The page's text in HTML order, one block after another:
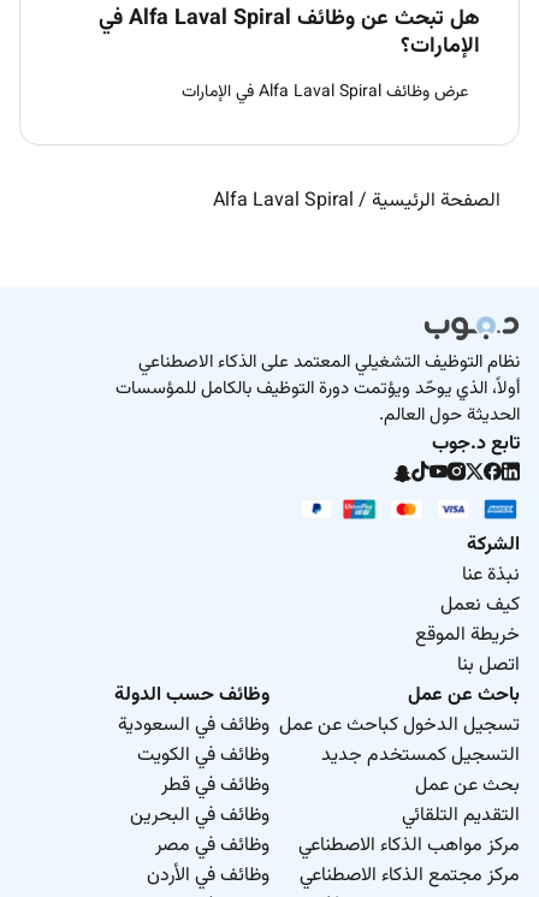
هل تبحث عن وظائف Alfa Laval Spiral في
الإمارات؟
عرض وظائف Alfa Laval Spiral في الإمارات
الصفحة الرئيسية /
Alfa Laval Spiral
نظام التوظيف التشغيلي المعتمد على الذكاء الاصطناعي
أولاً، الذي يوحّد ويؤتمت دورة التوظيف بالكامل للمؤسسات
الحديثة حول العالم.
تابع د.جوب
الشركة
نبذة عنا
كيف نعمل
خريطة الموقع
اتصل بنا
باحث عن عمل
تسجيل الدخول كباحث عن عمل
التسجيل كمستخدم جديد
بحث عن عمل
التقديم التلقائي
مركز مواهب الذكاء الاصطناعي
مركز مجتمع الذكاء الاصطناعي
وظائف حسب الدولة
وظائف في السعودية
وظائف في الكويت
وظائف في قطر
وظائف في البحرين
وظائف في مصر
وظائف في الأردن